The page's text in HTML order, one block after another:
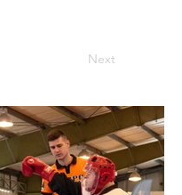
Next